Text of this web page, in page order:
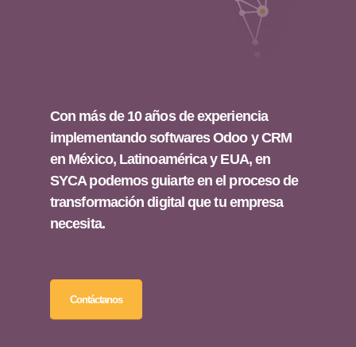
Con más de 10 años de experiencia
implementando softwares Odoo y CRM
en México, Latinoamérica y EUA, en
SYCA podemos guiarte en el proceso de
transformación digital que tu empresa
necesita.
Contáctanos